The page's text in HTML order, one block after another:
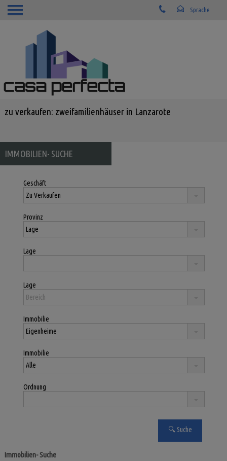
zu verkaufen: zweifamilienhäuser in Lanzarote
IMMOBILIEN- SUCHE
Geschäft
Provinz
Lage
Lage
Immobilie
Immobilie
Ordnung
Immobilien- Suche
ARGANA ALTA,ARRECIFE
Zweifamilienhaus zu verkaufen